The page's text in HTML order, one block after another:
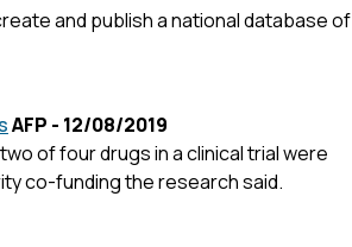
and publish a national database of
AFP - 12/08/2019
of four drugs in a clinical trial were
co-funding the research said.